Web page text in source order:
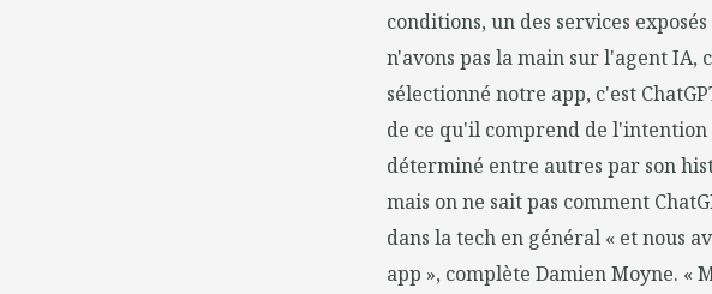
conditions, un des services
n'avons pas la main sur l'agent IA,
sélectionné notre app, c'est
de ce qu'il comprend de
déterminé entre autres par son
mais on ne sait pas comment
dans la tech en général « et nous
app », complète Damien Moyne. «